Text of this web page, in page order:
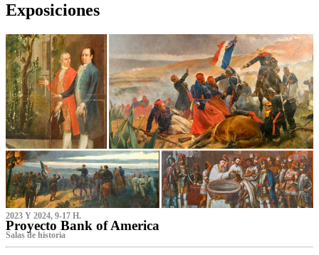
Exposiciones
2023 Y 2024, 9-17 H.
Proyecto Bank of America
S‌alas de historia